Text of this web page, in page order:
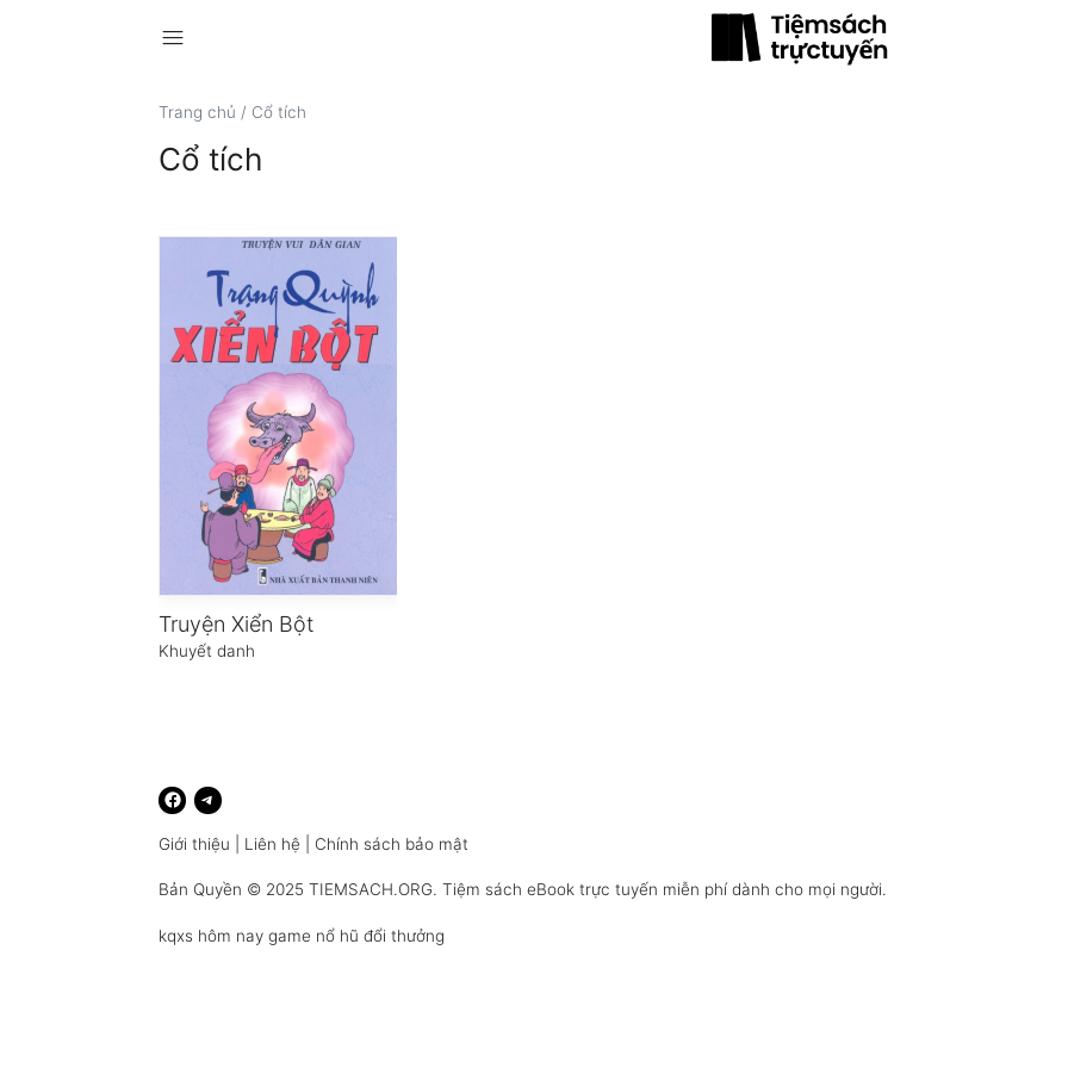
menu
Trang chủ / Cổ tích
Cổ tích
Truyện Xiển Bột
Khuyết danh
Giới thiệu Liên hệ Chính sách bảo mật
Bản Quyền © 2025TIEMSACH.ORG. Tiệm sách eBook trực tuyến miễn phí dành cho mọi người.
kqxs hôm nay game nổ hũ đổi thưởng